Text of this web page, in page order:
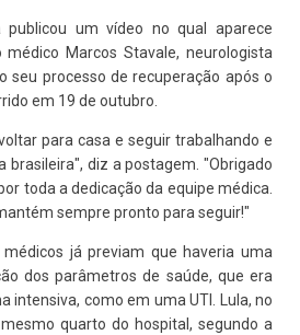
publicou um vídeo no qual aparece
Marcos Stavale, neurologista
seu processo de recuperação após o
em 19 de outubro.
para casa e seguir trabalhando e
brasileira", diz a postagem. "Obrigado
toda a dedicação da equipe médica.
sempre pronto para seguir!"
já previam que haveria uma
dos parâmetros de saúde, que era
intensiva, como em uma UTI. Lula, no
quarto do hospital, segundo a